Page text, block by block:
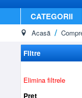
CATEGORII
Acasă
Filtre
Elimina filtrele
Preț